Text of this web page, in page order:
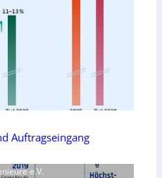
Auftragseingang
e.V.